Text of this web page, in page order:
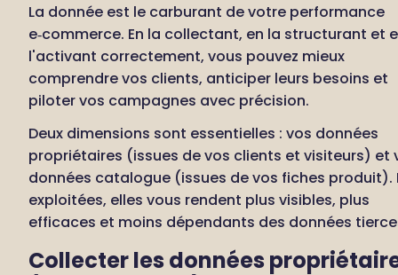
La donnée est le carburant de votre performance
e‑commerce. En la collectant, en la structurant et
l'activant correctement, vous pouvez mieux
comprendre vos clients, anticiper leurs besoins et
piloter vos campagnes avec précision.
Deux dimensions sont essentielles : vos données
propriétaires (issues de vos clients et visiteurs) et
données catalogue (issues de vos fiches produit).
exploitées, elles vous rendent plus visibles, plus
efficaces et moins dépendants des données
Collecter les données